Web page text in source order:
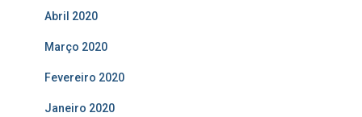
Abril 2020
Março 2020
Fevereiro 2020
Janeiro 2020